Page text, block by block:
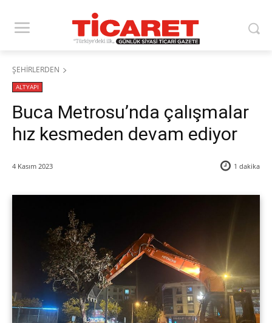
ŞEHİRLERDEN
ALTYAPI
Buca Metrosu’nda çalışmalar
hız kesmeden devam ediyor
4 Kasım 2023 1 dakika